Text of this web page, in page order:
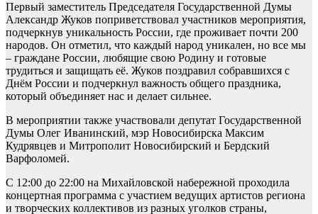
Первый заместитель Председателя Государственной Думы
Александр Жуков поприветствовал участников мероприятия,
подчеркнув уникальность России, где проживает почти 200
народов. Он отметил, что каждый народ уникален, но все мы
– граждане России, любящие свою Родину и готовые
трудиться и защищать её. Жуков поздравил собравшихся с
Днём России и подчеркнул важность общего праздника,
который объединяет нас и делает сильнее.
В мероприятии также участвовали депутат Государственной
Думы Олег Иванинский, мэр Новосибирска Максим
Кудрявцев и Митрополит Новосибирский и Бердский
Варфоломей.
С 12:00 до 22:00 на Михайловской набережной проходила
концертная программа с участием ведущих артистов региона
и творческих коллективов из разных уголков страны,